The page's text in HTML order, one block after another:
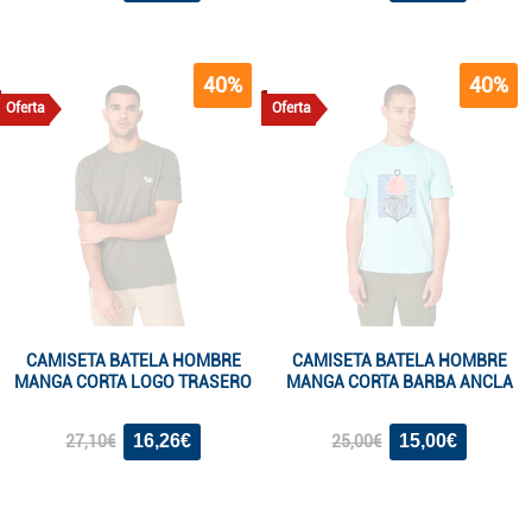
Oferta
40%
CAMISETA BATELA HOMBRE
MANGA CORTA LOGO TRASERO
27,10€ 16,26€
Oferta
40%
CAMISETA BATELA HOMBRE
MANGA CORTA BARBA ANCLA
25,00€ 15,00€